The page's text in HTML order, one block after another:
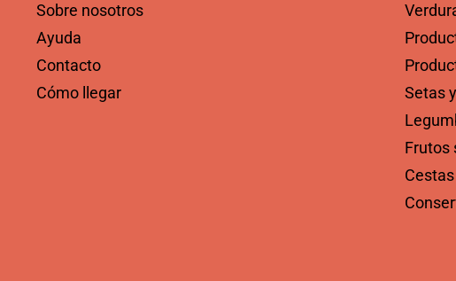
Sobre nosotros
Ayuda
Contacto
Cómo llegar
Setas
Frutos